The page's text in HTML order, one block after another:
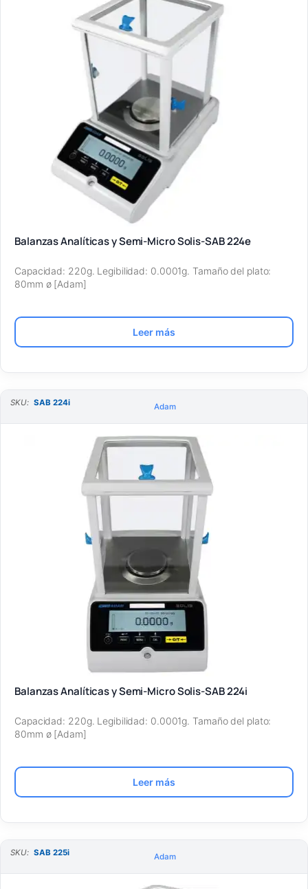
Balanzas Analíticas y Semi-Micro Solis-SAB 224e
Capacidad: 220g. Legibilidad: 0.0001g. Tamaño del plato:
80mm ø [Adam]
Leer más
SKU: SAB 224i Adam
Balanzas Analíticas y Semi-Micro Solis-SAB 224i
Capacidad: 220g. Legibilidad: 0.0001g. Tamaño del plato:
80mm ø [Adam]
Leer más
SKU: SAB 225i Adam